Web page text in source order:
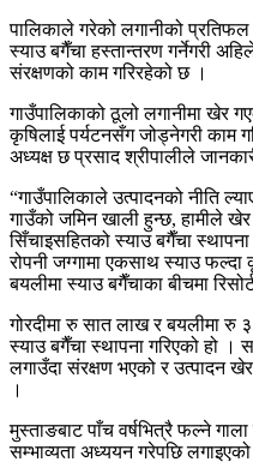
पालिकाले गरेको लगानीको
स्याउ बगैँचा हस्तान्तरण गर्नेगरी
संरक्षणको काम गरिरहेको छ ।
गाउँपालिकाको ठूलो लगानीमा खेर
कृषिलाई पर्यटनसँग जोड्नेगरी काम
अध्यक्ष छ प्रसाद श्रीपालीले
“गाउँपालिकाले उत्पादनको नीति
गाउँको जमिन खाली हुन्छ, हामीले
सिँचाइसहितको स्याउ बगैँचा
रोपनी जग्गामा एकसाथ स्याउ फल्दा
बयलीमा स्याउ बगैँचाका बीचमा
गोरदीमा रु सात लाख र बयलीमा रु
स्याउ बगैँचा स्थापना गरिएको हो ।
लगाउँदा संरक्षण भएको र उत्पादन
।
मुस्ताङबाट पाँच वर्षभित्रै फल्ने
सम्भाव्यता अध्ययन गरेपछि